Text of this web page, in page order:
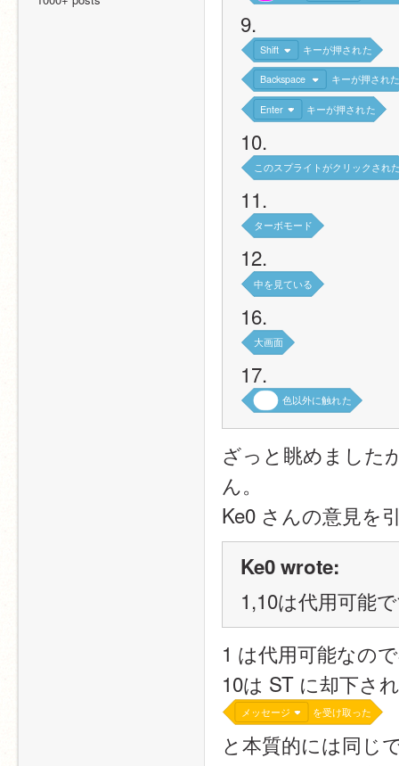
9.
Shift キーが押された
Backspace キーが押された
Enter キーが押された
10.
このスプライトがクリックされ
11.
ターボモード
12.
中を見ている
16.
大画面
17.
色以外に触れた
ざっと眺めました
ん。
Ke0 さんの意見を
Ke0 wrote:
1,10は代用可能
1 は代用可能なの
10は ST に却下さ
メッセージ を受け取った
と本質的には同じ